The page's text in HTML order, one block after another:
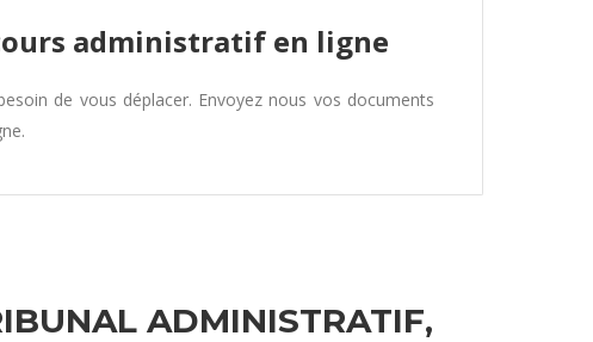
administratif en ligne
de vous déplacer. Envoyez nous vos documents
ADMINISTRATIF,